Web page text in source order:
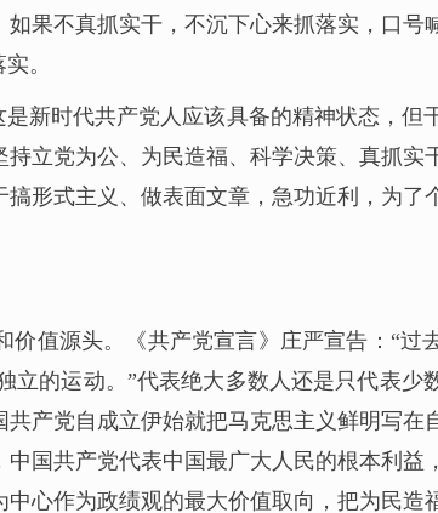
果不真抓实干，不沉下心来抓落实，口号
。
新时代共产党人应该具备的精神状态，但
立党为公、为民造福、科学决策、真抓实
形式主义、做表面文章，急功近利，为了
值源头。《共产党宣言》庄严宣告：“过
的运动。”代表绝大多数人还是只代表少
产党自成立伊始就把马克思主义鲜明写在
国共产党代表中国最广大人民的根本利益
心作为政绩观的最大价值取向，把为民造